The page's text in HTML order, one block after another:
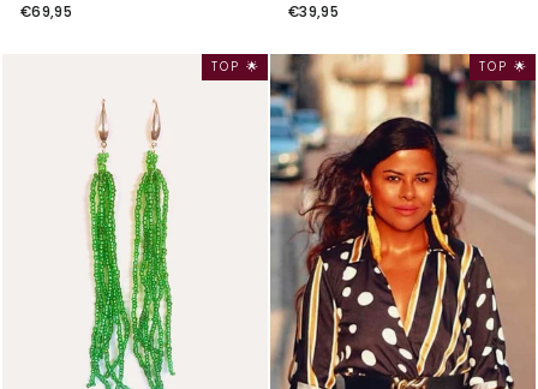
€69,95 €39,95
TOP 🌟 TOP 🌟